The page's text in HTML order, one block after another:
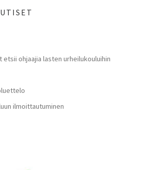
ohjaajia lasten urheilukouluihin
ilmoittautuminen